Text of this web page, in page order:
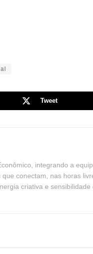
Tweet
integrando a
conectam, nas horas
criativa e sensibilidade